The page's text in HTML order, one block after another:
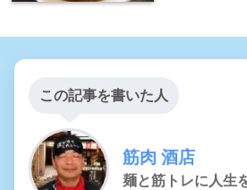
この記事を書いた人
筋肉 酒店
麺と筋トレに人生